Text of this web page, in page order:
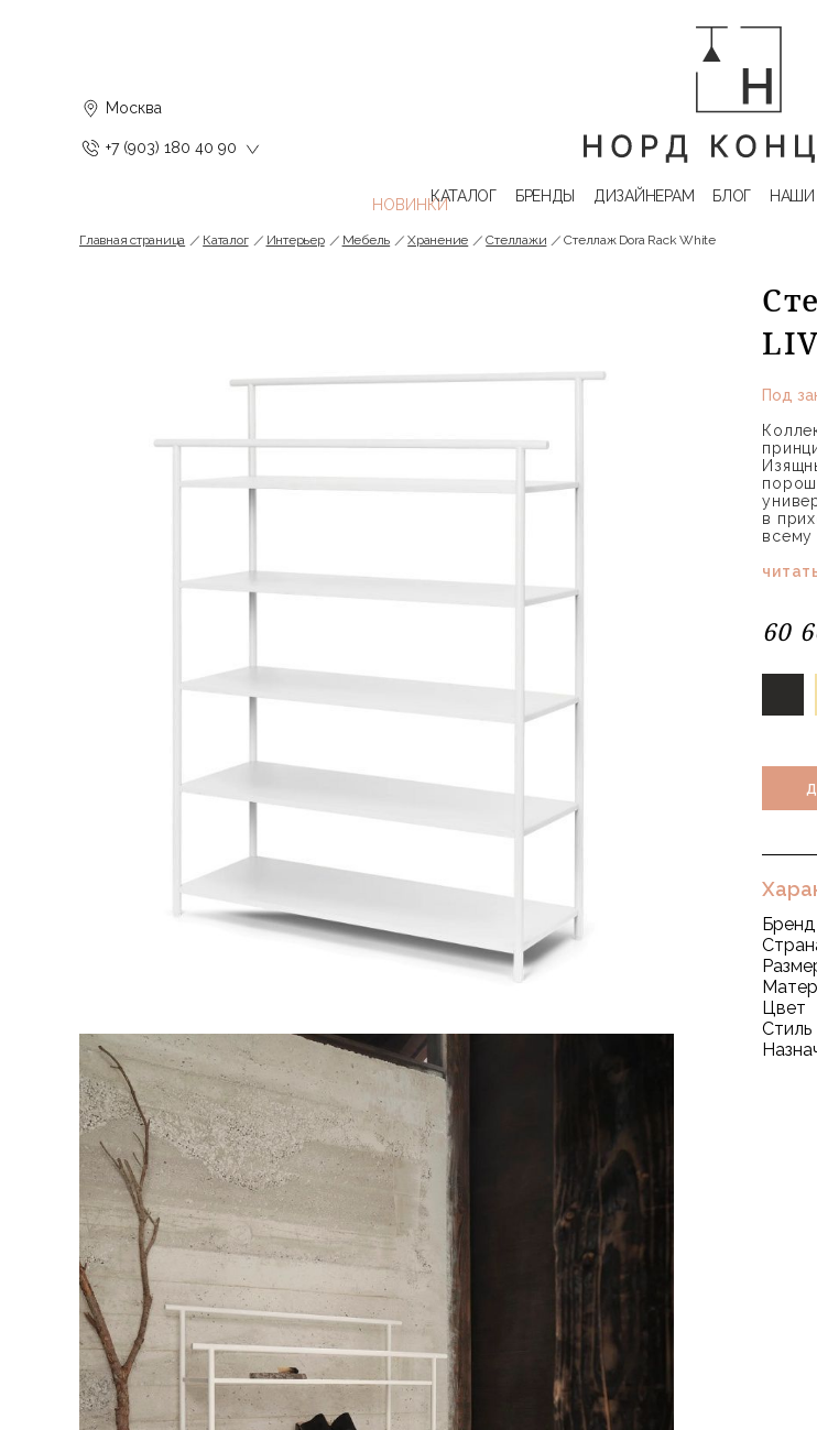
Москва
+7 (903) 180 40 90
КАТАЛОГ БРЕНДЫ ДИЗАЙНЕРАМ БЛОГ НАШИ
Главная страница Каталог Интерьер Мебель Хранение Стеллажи Стеллаж Dora Rack White
Под
в
всему
60
Бренд
Цвет
Стиль